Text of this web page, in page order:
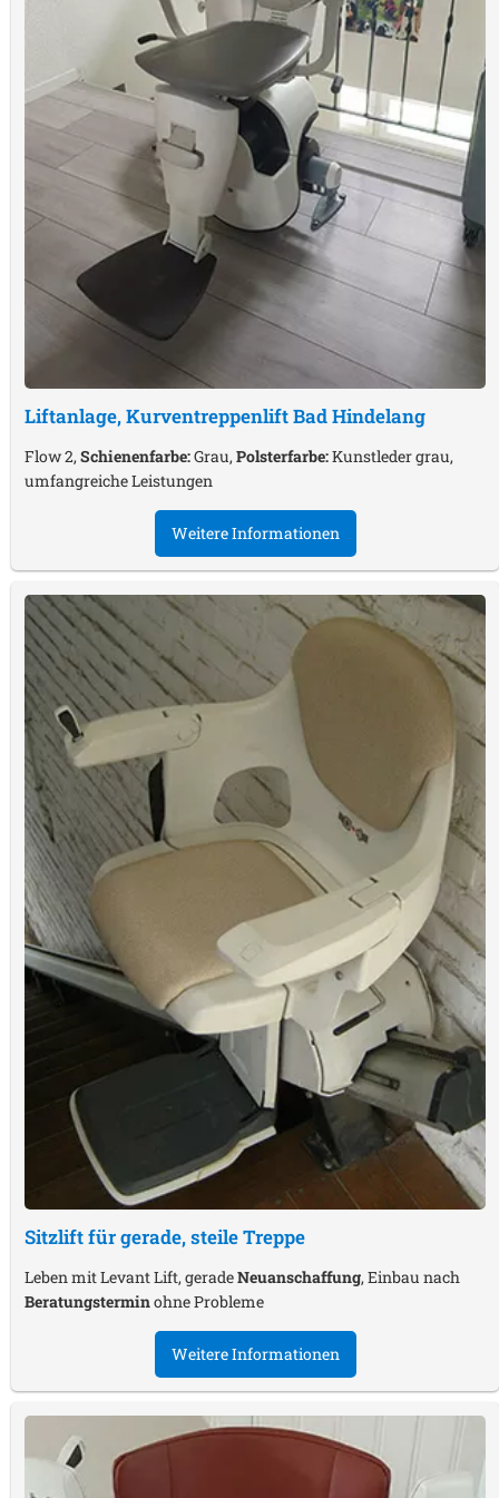
Liftanlage, KurventreppenliftBad Hindelang
Flow 2,Schienenfarbe:Grau,Polsterfarbe:Kunstleder grau,
umfangreiche Leistungen
Weitere Informationen
Sitzlift für gerade, steile Treppe
Leben mit Levant Lift, geradeNeuanschaffung, Einbau nach
Beratungsterminohne Probleme
Weitere Informationen